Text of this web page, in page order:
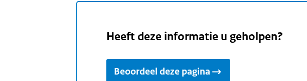
Heeft deze informatie u geholpen?
Beoordeel deze pagina